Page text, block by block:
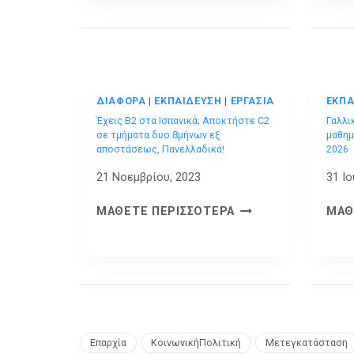
–
ΓΙΑ
B2
ΔΙΆΦΟΡΑ | ΕΚΠΑΊΔΕΥΣΗ | ΕΡΓΑΣΊΑ
Έχεις Β2 στα Ισπανικά; Αποκτήστε C2
σε τμήματα δυο 8μήνων εξ
αποστάσεως, Πανελλαδικά!
21 Νοεμβρίου, 2023
ΜΆΘΕΤΕ ΠΕΡΙΣΣΌΤΕΡΑ ΈΧΕΙΣ
ΑΠΟΚΤΉΣΤΕ
ΤΜΉΜΑΤΑ
2026
31
Επαρχία ΚοινωνικήΠολιτική Μετεγκατάσταση